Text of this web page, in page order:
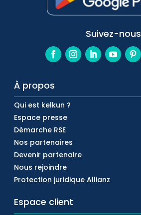
Suivez-nous
À propos
Qui est kelkun ?
Espace presse
Démarche RSE
Nos partenaires
Devenir partenaire
Nous rejoindre
Protection juridique Allianz
Espace client